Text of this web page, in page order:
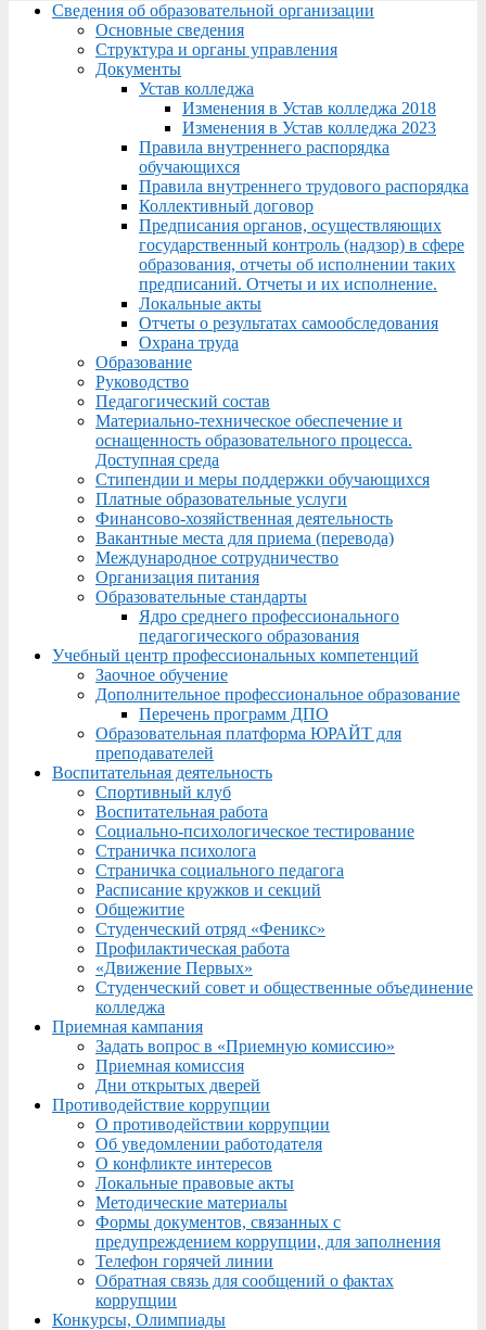
Menu
Сведения об образовательной организации
Основные сведения
Структура и органы управления
Документы
Устав колледжа
Изменения в Устав колледжа 2018
Изменения в Устав колледжа 2023
Правила внутреннего распорядка
обучающихся
Правила внутреннего трудового распорядка
Коллективный договор
Предписания органов, осуществляющих
государственный контроль (надзор) в сфере
образования, отчеты об исполнении таких
предписаний. Отчеты и их исполнение.
Локальные акты
Отчеты о результатах самообследования
Охрана труда
Образование
Руководство
Педагогический состав
Материально-техническое обеспечение и
оснащенность образовательного процесса.
Доступная среда
Стипендии и меры поддержки обучающихся
Платные образовательные услуги
Финансово-хозяйственная деятельность
Вакантные места для приема (перевода)
Международное сотрудничество
Организация питания
Образовательные стандарты
Ядро среднего профессионального
педагогического образования
Учебный центр профессиональных компетенций
Заочное обучение
Дополнительное профессиональное образование
Перечень программ ДПО
Образовательная платформа ЮРАЙТ для
преподавателей
Воспитательная деятельность
Спортивный клуб
Воспитательная работа
Социально-психологическое тестирование
Страничка психолога
Страничка социального педагога
Расписание кружков и секций
Общежитие
Студенческий отряд «Феникс»
Профилактическая работа
«Движение Первых»
Студенческий совет и общественные объединение
колледжа
Приемная кампания
Задать вопрос в «Приемную комиссию»
Приемная комиссия
Дни открытых дверей
Противодействие коррупции
О противодействии коррупции
Об уведомлении работодателя
О конфликте интересов
Локальные правовые акты
Методические материалы
Формы документов, связанных с
предупреждением коррупции, для заполнения
Телефон горячей линии
Обратная связь для сообщений о фактах
коррупции
Конкурсы, Олимпиады